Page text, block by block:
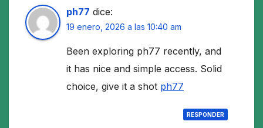
ph77 dice:
19 enero, 2026 a las 10:40 am
Been exploring ph77 recently, and
it has nice and simple access. Solid
choice, give it a shot ph77
RESPONDER